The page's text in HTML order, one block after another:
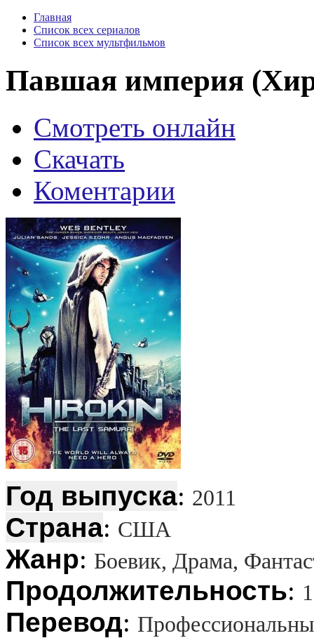
Главная
Список всех сериалов
Список всех мультфильмов
Павшая империя
Смотреть онлайн
Скачать
Коментарии
Год выпуска: 2011
Страна: США
Жанр: Боевик, Драма,
Продолжительность:
Перевод: